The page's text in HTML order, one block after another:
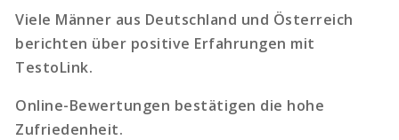
Viele Männer aus Deutschland und Österreich
berichten über positive Erfahrungen mit
TestoLink.
Online-Bewertungen bestätigen die hohe
Zufriedenheit.